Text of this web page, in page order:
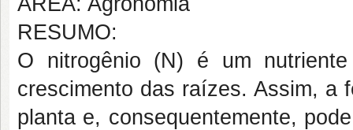
RESUMO:
O nitrogênio (N) é um
crescimento das raízes. Assim, a
planta e, consequentemente,